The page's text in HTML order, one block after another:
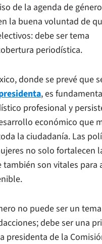
de la agenda de
la buena voluntad de
debe ser tema
periodística.
donde se prevé que
, es
profesional y
económico que
la ciudadanía. Las
no solo fortalecen
son vitales para
no puede ser un tema
debe ser una
presidenta de la